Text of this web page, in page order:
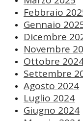
Febbraio
Gennaio
Dicembre
Novembre
Ottobre
Settembre
Agosto 2024
Luglio 2024
Giugno 2024